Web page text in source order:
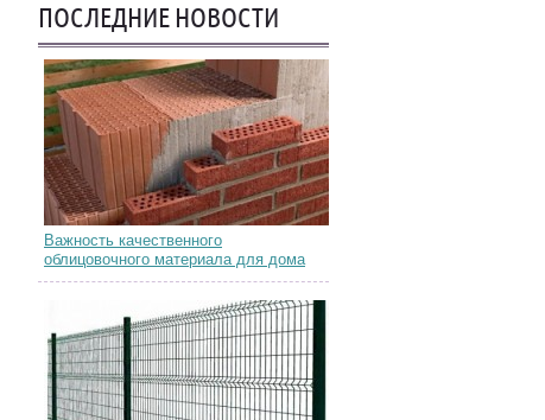
ПОСЛЕДНИЕ НОВОСТИ
Важность качественного
облицовочного материала для дома